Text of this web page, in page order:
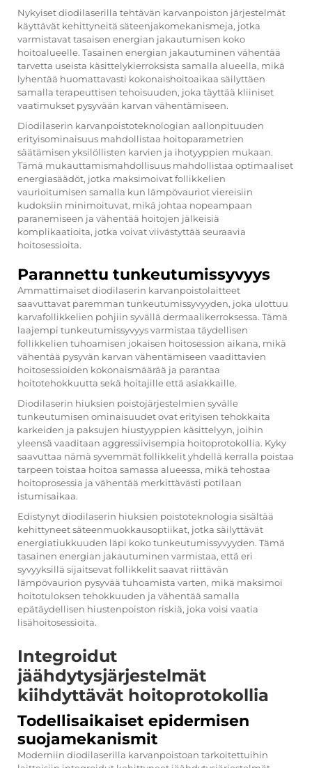
Nykyiset diodilaserilla tehtävän karvanpoiston järjestelmät
käyttävät kehittyneitä säteenjakomekanismeja, jotka
varmistavat tasaisen energian jakautumisen koko
hoitoalueelle. Tasainen energian jakautuminen vähentää
tarvetta useista käsittelykierroksista samalla alueella, mikä
lyhentää huomattavasti kokonaishoitoaikaa säilyttäen
samalla terapeuttisen tehoisuuden, joka täyttää kliiniset
vaatimukset pysyvään karvan vähentämiseen.
Diodilaserin karvanpoistoteknologian aallonpituuden
erityisominaisuus mahdollistaa hoitoparametrien
säätämisen yksilöllisten karvien ja ihotyyppien mukaan.
Tämä mukauttamismahdollisuus mahdollistaa optimaaliset
energiasäädöt, jotka maksimoivat follikkelien
vaurioitumisen samalla kun lämpövauriot viereisiin
kudoksiin minimoituvat, mikä johtaa nopeampaan
paranemiseen ja vähentää hoitojen jälkeisiä
komplikaatioita, jotka voivat viivästyttää seuraavia
hoitosessioita.
Parannettu tunkeutumissyvyys
Ammattimaiset diodilaserin karvanpoistolaitteet
saavuttavat paremman tunkeutumissyvyyden, joka ulottuu
karvafollikkelien pohjiin syvällä dermaalikerroksessa. Tämä
laajempi tunkeutumissyvyys varmistaa täydellisen
follikkelien tuhoamisen jokaisen hoitosession aikana, mikä
vähentää pysyvän karvan vähentämiseen vaadittavien
hoitosessioiden kokonaismäärää ja parantaa
hoitotehokkuutta sekä hoitajille että asiakkaille.
Diodilaserin hiuksien poistojärjestelmien syvälle
tunkeutumisen ominaisuudet ovat erityisen tehokkaita
karkeiden ja paksujen hiustyyppien käsittelyyn, joihin
yleensä vaaditaan aggressiivisempia hoitoprotokollia. Kyky
saavuttaa nämä syvemmät follikkelit yhdellä kerralla poistaa
tarpeen toistaa hoitoa samassa alueessa, mikä tehostaa
hoitoprosessia ja vähentää merkittävästi potilaan
istumisaikaa.
Edistynyt diodilaserin hiuksien poistoteknologia sisältää
kehittyneet säteenmuokkausoptiikat, jotka säilyttävät
energiatiukkuuden läpi koko tunkeutumissyvyyden. Tämä
tasainen energian jakautuminen varmistaa, että eri
syvyyksillä sijaitsevat follikkelit saavat riittävän
lämpövaurion pysyvää tuhoamista varten, mikä maksimoi
hoitotuloksen tehokkuuden ja vähentää samalla
epätäydellisen hiustenpoiston riskiä, joka voisi vaatia
lisähoitosessioita.
Integroidut
jäähdytysjärjestelmät
kiihdyttävät hoitoprotokollia
Todellisaikaiset epidermisen
suojamekanismit
Moderniin diodilaserilla karvanpoistoan tarkoitettuihin